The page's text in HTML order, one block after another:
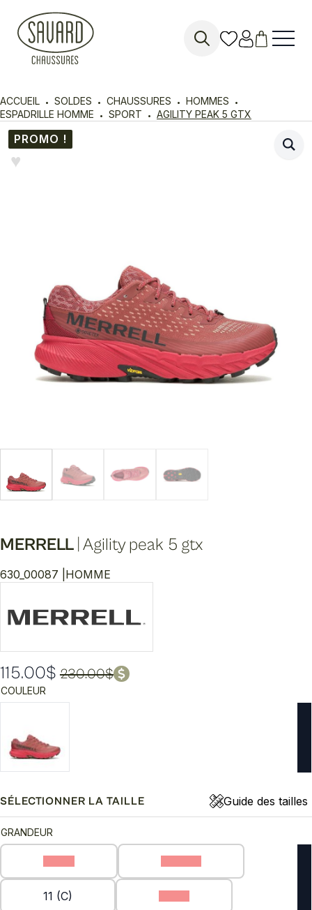
ACCUEIL SOLDES CHAUSSURES
HOMMES
ESPADRILLE HOMME
SPORT AGILITY PEAK 5 GTX
PROMO !
♥︎
MERRELL Agility peak 5 gtx
630_00087 | HOMME
230.00$
Le
prix
était :
230.00$.
115.00$
Le
prix
est :
115.00$.
COULEUR
SÉLECTIONNER LA TAILLE Guide des tailles
GRANDEUR
11 (C)